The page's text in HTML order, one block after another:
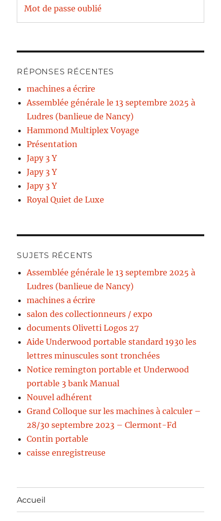
Mot de passe oublié
RÉPONSES RÉCENTES
machines a écrire
Assemblée générale le 13 septembre 2025 à
Ludres (banlieue de Nancy)
Hammond Multiplex Voyage
Présentation
Japy 3 Y
Japy 3 Y
Japy 3 Y
Royal Quiet de Luxe
SUJETS RÉCENTS
Assemblée générale le 13 septembre 2025 à
Ludres (banlieue de Nancy)
machines a écrire
salon des collectionneurs / expo
documents Olivetti Logos 27
Aide Underwood portable standard 1930 les
lettres minuscules sont tronchées
Notice remington portable et Underwood
portable 3 bank Manual
Nouvel adhérent
Grand Colloque sur les machines à calculer –
28/30 septembre 2023 – Clermont-Fd
Contin portable
caisse enregistreuse
Accueil